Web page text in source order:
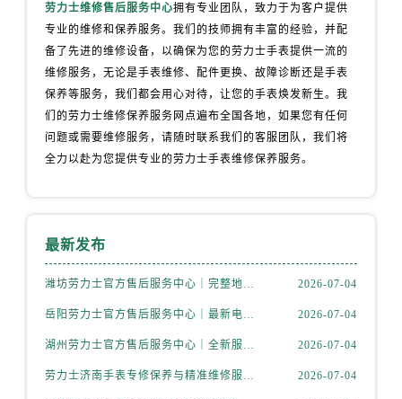
劳力士维修售后服务中心拥有专业团队，致力于为客户提供
专业的维修和保养服务。我们的技师拥有丰富的经验，并配
备了先进的维修设备，以确保为您的劳力士手表提供一流的
维修服务，无论是手表维修、配件更换、故障诊断还是手表
保养等服务，我们都会用心对待，让您的手表焕发新生。我
们的劳力士维修保养服务网点遍布全国各地，如果您有任何
问题或需要维修服务，请随时联系我们的客服团队，我们将
全力以赴为您提供专业的劳力士手表维修保养服务。
最新发布
潍坊劳力士官方售后服务中心｜完整地址与客服电话权威信息公示（2026年7月更新） 2026-07-04
岳阳劳力士官方售后服务中心｜最新电话和官方维修地址权威信息公示（2026年7月更新） 2026-07-04
湖州劳力士官方售后服务中心｜全新服务热线及门店地址权威信息公示（2026年7月更新） 2026-07-04
劳力士济南手表专修保养与精准维修服务权威公示（2026年7月最新） 2026-07-04